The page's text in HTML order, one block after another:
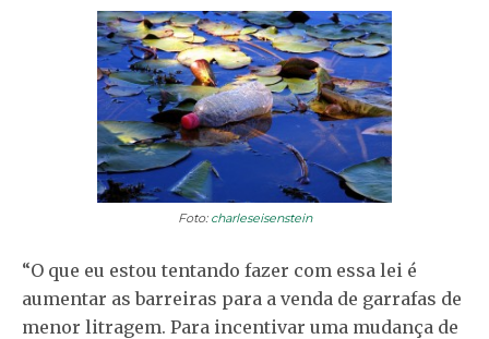
Foto: charleseisenstein
“O que eu estou tentando fazer com essa lei é
aumentar as barreiras para a venda de garrafas de
menor litragem. Para incentivar uma mudança de